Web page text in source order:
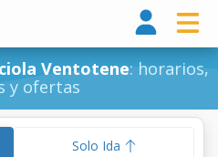
Ventotene: horarios,
y ofertas
Solo Ida